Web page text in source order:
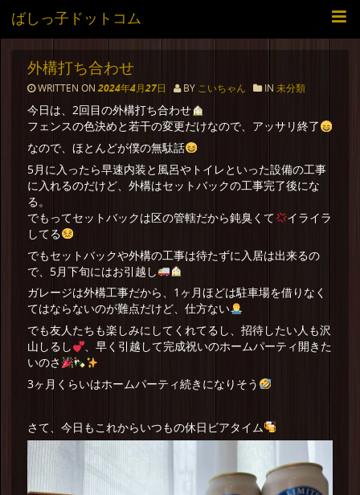
ばしっ子ドットコム
外構打ち合わせ
WRITTEN ON 2024年4月27日 BY こいちゃん IN 未分類
今日は、2回目の外構打ち合わせ
フェンスの色決めと若干の変更だけなので、アッサリ終了
なので、ほとんどが僕の無駄話
5月に入ったら早速内装と風呂やトイレといった設備の工事
に入れるのだけど、外構はセットバックの工事完了後にな
る。
でもってセットバックは区の管轄だから鈍臭くて
イライラ
してる
でもセットバックや外構の工事は待たずに入居は出来るの
で、5月下旬にはお引越し
ガレージは外構工事だから、1ヶ月ほどは駐車場を借りなく
てはならないのが難点だけど、仕方ない
でも友人たちも楽しみにしてくれてるし、招待したい人も沢
山しるし
、早く引越して完成祝いのホームパーティ開きた
いのさ
3ヶ月くらいはホームパーティ続きになりそう
さて、今日もこれからいつもの休日ビアタイム